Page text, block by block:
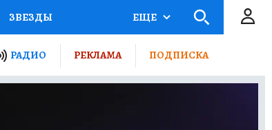
ЗВЕЗДЫ
РОССИИ
ПУТЕВОДИТЕЛЬ
ЕЩЕ
РАДИО РЕКЛАМА ПОДПИСКА